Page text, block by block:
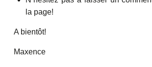
la page!
A bientôt!
Maxence